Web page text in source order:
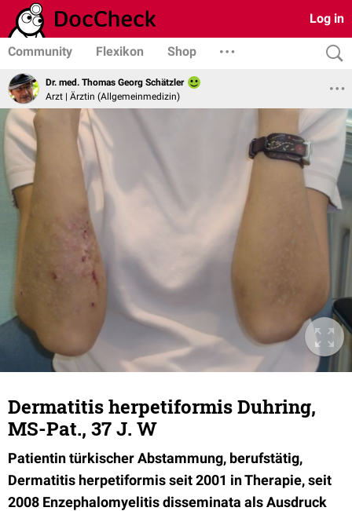
Log in
Community Flexikon Shop
Dr. med. Thomas Georg Schätzler
Arzt | Ärztin (Allgemeinmedizin)
Dermatitis herpetiformis Duhring,
MS-Pat., 37 J. W
Patientin türkischer Abstammung, berufstätig,
Dermatitis herpetiformis seit 2001 in Therapie, seit
2008 Enzephalomyelitis disseminata als Ausdruck